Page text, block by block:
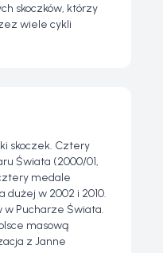
skoczków, którzy
wiele cykli
skoczek. Cztery
Świata (2000/01,
medale
w 2002 i 2010.
w Pucharze Świata.
masową
z Janne